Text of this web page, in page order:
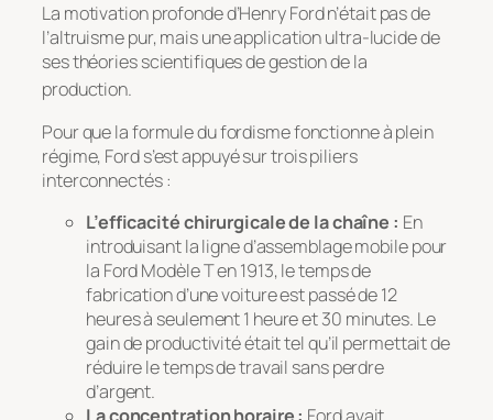
La motivation profonde d’Henry Ford n’était pas de
l’altruisme pur, mais une application ultra-lucide de
ses théories scientifiques de gestion de la
production.
Pour que la formule du fordisme fonctionne à plein
régime, Ford s’est appuyé sur trois piliers
interconnectés :
L’efficacité chirurgicale de la chaîne : En
introduisant la ligne d’assemblage mobile pour
la Ford Modèle T en 1913, le temps de
fabrication d’une voiture est passé de 12
heures à seulement 1 heure et 30 minutes. Le
gain de productivité était tel qu’il permettait de
réduire le temps de travail sans perdre
d’argent.